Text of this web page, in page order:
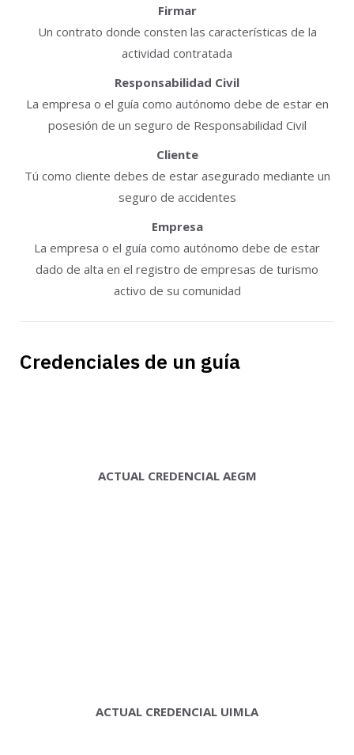
Firmar
Un contrato donde consten las características de la
actividad contratada
Responsabilidad Civil
La empresa o el guía como autónomo debe de estar en
posesión de un seguro de Responsabilidad Civil
Cliente
Tú como cliente debes de estar asegurado mediante un
seguro de accidentes
Empresa
La empresa o el guía como autónomo debe de estar
dado de alta en el registro de empresas de turismo
activo de su comunidad
Credenciales de un guía
ACTUAL CREDENCIAL AEGM
ACTUAL CREDENCIAL UIMLA